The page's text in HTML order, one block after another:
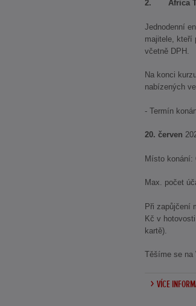
2. Africa
Jednodenní
majitele, kteří
včetně DPH.
Na konci
nabízených
- Termín
20. červen
Místo konání:
Max. počet
Při zapůjčení
Kč v
kartě).
Těšíme se na
VÍCE